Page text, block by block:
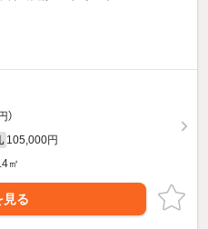
）
105,000円
㎡
見る